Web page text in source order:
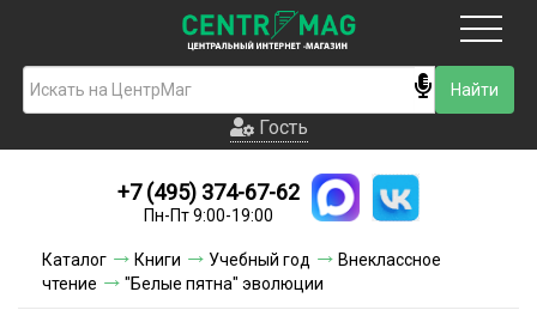
Гость
Новинки
Условия доставки
Гость
+7 (495) 374-67-62
Пн-Пт 9:00-19:00
Каталог Книги Учебный год
Внеклассное
чтение
"Белые пятна" эволюции